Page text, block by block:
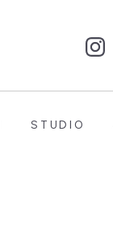
STUDIO